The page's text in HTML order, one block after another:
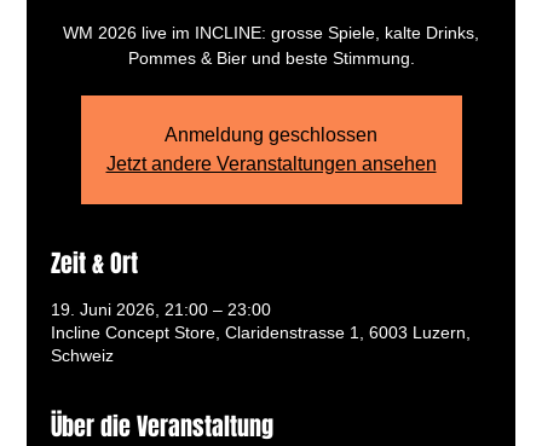
WM 2026 live im INCLINE: grosse Spiele, kalte Drinks,
Pommes & Bier und beste Stimmung.
Anmeldung geschlossen
Jetzt andere Veranstaltungen ansehen
Zeit & Ort
19. Juni 2026, 21:00 – 23:00
Incline Concept Store, Claridenstrasse 1, 6003 Luzern,
Schweiz
Über die Veranstaltung